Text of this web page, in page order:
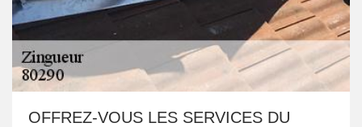
OFFREZ-VOUS LES SERVICES DU